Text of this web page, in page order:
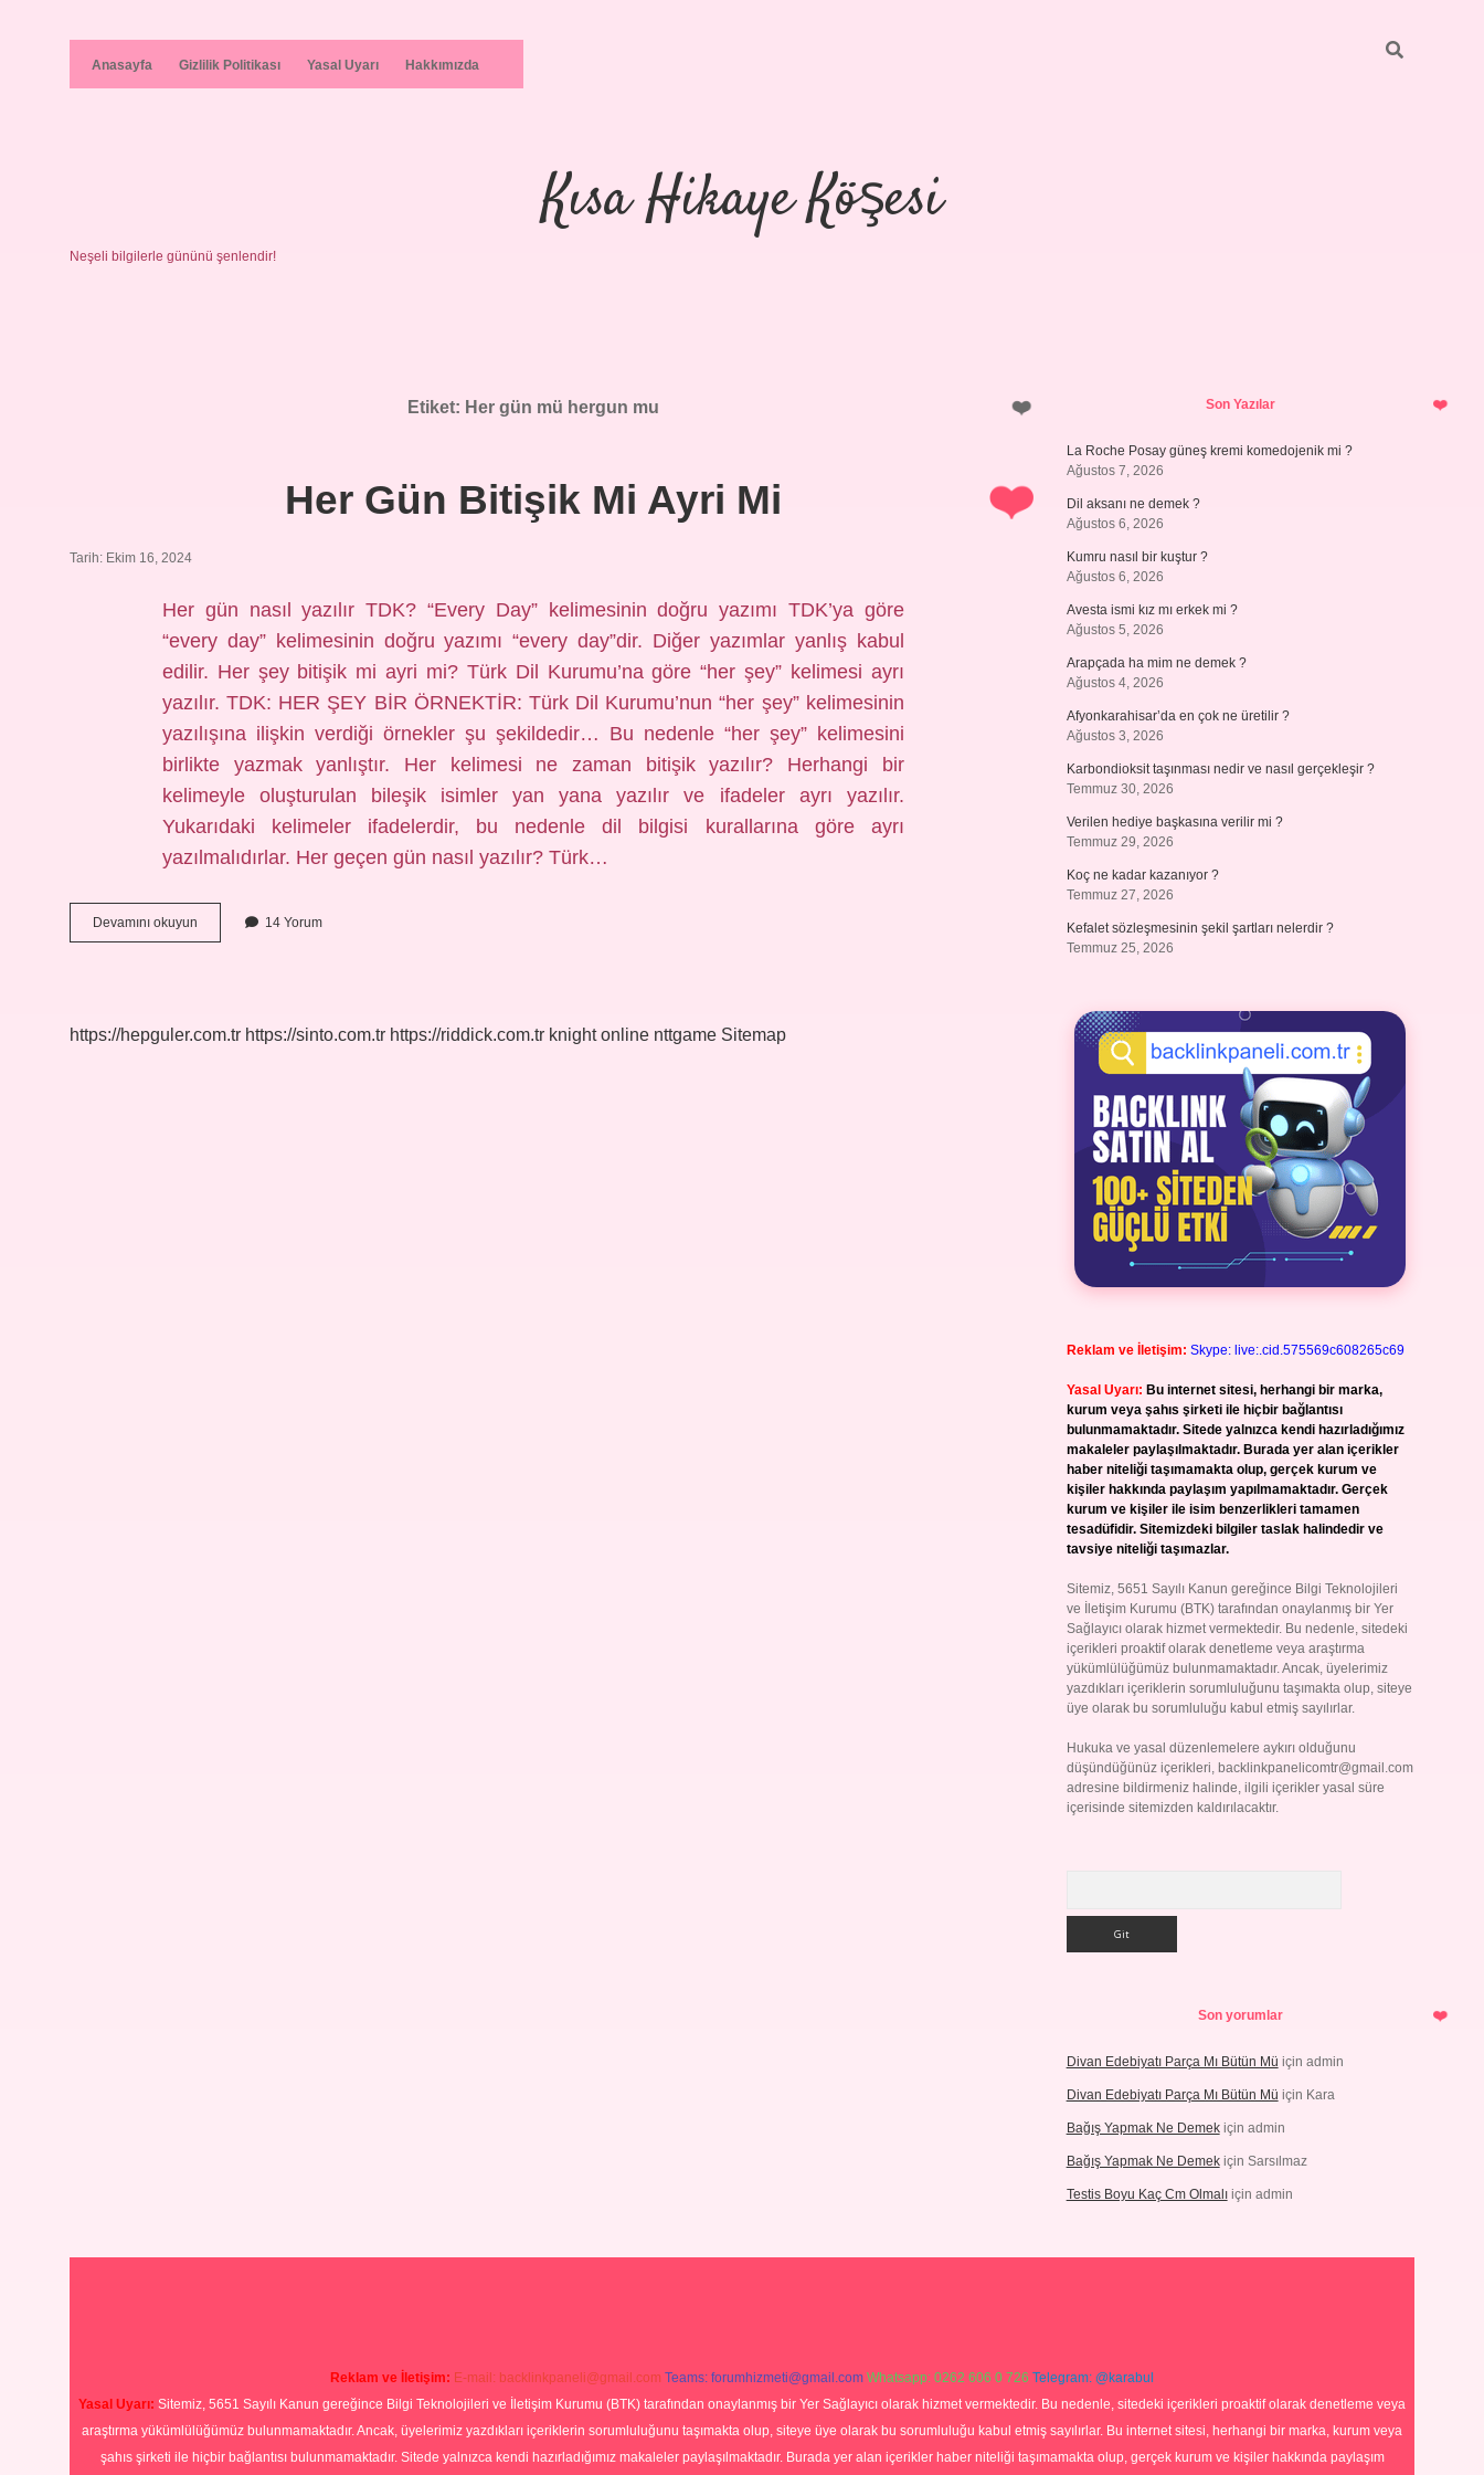
Anasayfa Gizlilik Politikası Yasal Uyarı Hakkımızda
Kısa Hikaye Köşesi
Neşeli bilgilerle gününü şenlendir!
Etiket: Her gün mü hergun mu
Her Gün Bitişik Mi Ayri Mi
Tarih: Ekim 16, 2024
Her gün nasıl yazılır TDK? “Every Day” kelimesinin doğru yazımı TDK’ya göre
“every day” kelimesinin doğru yazımı “every day”dir. Diğer yazımlar yanlış kabul
edilir. Her şey bitişik mi ayri mi? Türk Dil Kurumu’na göre “her şey” kelimesi ayrı
yazılır. TDK: HER ŞEY BİR ÖRNEKTİR: Türk Dil Kurumu’nun “her şey” kelimesinin
yazılışına ilişkin verdiği örnekler şu şekildedir… Bu nedenle “her şey” kelimesini
birlikte yazmak yanlıştır. Her kelimesi ne zaman bitişik yazılır? Herhangi bir
kelimeyle oluşturulan bileşik isimler yan yana yazılır ve ifadeler ayrı yazılır.
Yukarıdaki kelimeler ifadelerdir, bu nedenle dil bilgisi kurallarına göre ayrı
yazılmalıdırlar. Her geçen gün nasıl yazılır? Türk…
Devamını okuyun
Gün
14 Yorum
https://hepguler.com.tr https://sinto.com.tr https://riddick.com.tr knight online nttgame Sitemap
SidebarSon Yazılar
La Roche Posay güneş kremi komedojenik mi ?
Ağustos 7, 2026
Dil aksanı ne demek ?
Ağustos 6, 2026
Kumru nasıl bir kuştur ?
Ağustos 6, 2026
Avesta ismi kız mı erkek mi ?
Ağustos 5, 2026
Arapçada ha mim ne demek ?
Ağustos 4, 2026
Afyonkarahisar’da en çok ne üretilir ?
Ağustos 3, 2026
Karbondioksit taşınması nedir ve nasıl gerçekleşir ?
Temmuz 30, 2026
Verilen hediye başkasına verilir mi ?
Temmuz 29, 2026
Koç ne kadar kazanıyor ?
Temmuz 27, 2026
Kefalet sözleşmesinin şekil şartları nelerdir ?
Temmuz 25, 2026
Reklam ve İletişim: Skype: live:.cid.575569c608265c69
Yasal Uyarı: Bu internet sitesi, herhangi bir marka,
kurum veya şahıs şirketi ile hiçbir bağlantısı
bulunmamaktadır. Sitede yalnızca kendi hazırladığımız
makaleler paylaşılmaktadır. Burada yer alan içerikler
haber niteliği taşımamakta olup, gerçek kurum ve
kişiler hakkında paylaşım yapılmamaktadır. Gerçek
kurum ve kişiler ile isim benzerlikleri tamamen
tesadüfidir. Sitemizdeki bilgiler taslak halindedir ve
tavsiye niteliği taşımazlar.
Sitemiz, 5651 Sayılı Kanun gereğince Bilgi Teknolojileri
ve İletişim Kurumu (BTK) tarafından onaylanmış bir Yer
Sağlayıcı olarak hizmet vermektedir. Bu nedenle, sitedeki
içerikleri proaktif olarak denetleme veya araştırma
yükümlülüğümüz bulunmamaktadır. Ancak, üyelerimiz
yazdıkları içeriklerin sorumluluğunu taşımakta olup, siteye
üye olarak bu sorumluluğu kabul etmiş sayılırlar.
Hukuka ve yasal düzenlemelere aykırı olduğunu
düşündüğünüz içerikleri, backlinkpanelicomtr@gmail.com
adresine bildirmeniz halinde, ilgili içerikler yasal süre
içerisinde sitemizden kaldırılacaktır.
Son yorumlar
Divan Edebiyatı Parça Mı Bütün Mü için admin
Divan Edebiyatı Parça Mı Bütün Mü için Kara
Bağış Yapmak Ne Demekiçin admin
Bağış Yapmak Ne Demekiçin Sarsılmaz
Testis Boyu Kaç Cm Olmalıiçin admin
Reklam ve İletişim: E-mail: backlinkpaneli@gmail.com Teams: forumhizmeti@gmail.com Whatsapp: 0262 606 0 726 Telegram: @karabul
Yasal Uyarı: Sitemiz, 5651 Sayılı Kanun gereğince Bilgi Teknolojileri ve İletişim Kurumu (BTK) tarafından onaylanmış bir Yer Sağlayıcı olarak hizmet vermektedir. Bu nedenle, sitedeki içerikleri proaktif olarak denetleme veya
araştırma yükümlülüğümüz bulunmamaktadır. Ancak, üyelerimiz yazdıkları içeriklerin sorumluluğunu taşımakta olup, siteye üye olarak bu sorumluluğu kabul etmiş sayılırlar. Bu internet sitesi, herhangi bir marka, kurum veya
şahıs şirketi ile hiçbir bağlantısı bulunmamaktadır. Sitede yalnızca kendi hazırladığımız makaleler paylaşılmaktadır. Burada yer alan içerikler haber niteliği taşımamakta olup, gerçek kurum ve kişiler hakkında paylaşım